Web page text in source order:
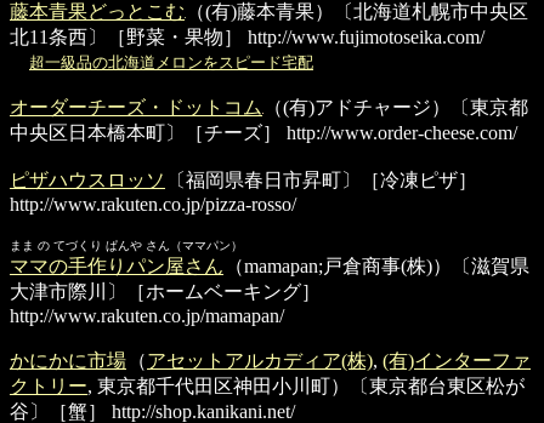
藤本青果どっとこむ
（(有)藤本青果）〔北海道札幌市中央区
北11条西〕［野菜・果物］
http://www.fujimotoseika.com/
超一級品の北海道メロンをスピード宅配
オーダーチーズ・ドットコム
（(有)アドチャージ）〔東京都
中央区日本橋本町〕［チーズ］
http://www.order-cheese.com/
ピザハウスロッソ
〔福岡県春日市昇町〕［冷凍ピザ］
http://www.rakuten.co.jp/pizza-rosso/
まま の てづくり ぱんや さん（ママパン）
ママの手作りパン屋さん
（mamapan;戸倉商事(株)）〔滋賀県
大津市際川〕［ホームベーキング］
http://www.rakuten.co.jp/mamapan/
かにかに市場 （アセットアルカディア(株), (有)インターファ
クトリー, 東京都千代田区神田小川町）〔東京都台東区松が
谷〕［蟹］
http://shop.kanikani.net/